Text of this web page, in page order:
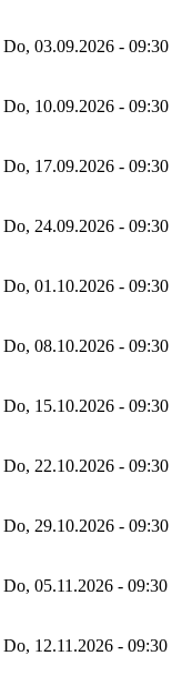
Do, 03.09.2026 - 09:30
Do, 10.09.2026 - 09:30
Do, 17.09.2026 - 09:30
Do, 24.09.2026 - 09:30
Do, 01.10.2026 - 09:30
Do, 08.10.2026 - 09:30
Do, 15.10.2026 - 09:30
Do, 22.10.2026 - 09:30
Do, 29.10.2026 - 09:30
Do, 05.11.2026 - 09:30
Do, 12.11.2026 - 09:30